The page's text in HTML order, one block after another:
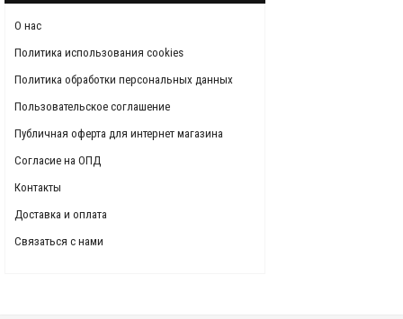
О нас
Политика использования cookies
Политика обработки персональных данных
Пользовательское соглашение
Публичная оферта для интернет магазина
Согласие на ОПД
Контакты
Доставка и оплата
Связаться с нами